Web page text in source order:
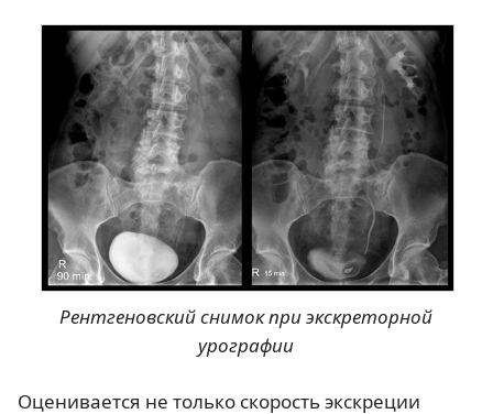
Рентгеновский снимок при экскреторной
урографии
Оценивается не только скорость экскреции